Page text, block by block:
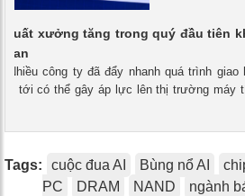
xuất xưởng tăng trong quý đầu tiên
Nhiều công ty đã đẩy nhanh quá trình
tới có thể gây áp lực lên thị trường máy
Tags: cuộc đua AI Bùng nổ AI
PC
DRAM NAND
ngành